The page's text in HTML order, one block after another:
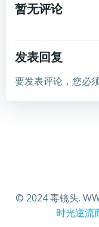
暂无评论
发表回复
要发表评论，您必
© 2024 毒镜头.
时光逆流